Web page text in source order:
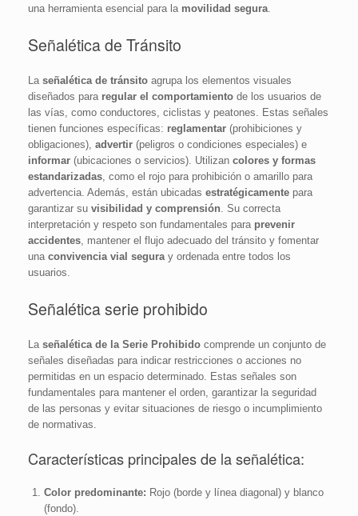
una herramienta esencial para la movilidad segura.
Señalética de Tránsito
La señalética de tránsito agrupa los elementos visuales
diseñados para regular el comportamiento de los usuarios de
las vías, como conductores, ciclistas y peatones. Estas señales
tienen funciones específicas: reglamentar (prohibiciones y
obligaciones), advertir (peligros o condiciones especiales) e
informar (ubicaciones o servicios). Utilizan colores y formas
estandarizadas, como el rojo para prohibición o amarillo para
advertencia. Además, están ubicadas estratégicamente para
garantizar su visibilidad y comprensión. Su correcta
interpretación y respeto son fundamentales para prevenir
accidentes, mantener el flujo adecuado del tránsito y fomentar
una convivencia vial seguray ordenada entre todos los
usuarios.
Señalética serie prohibido
La señalética de la Serie Prohibido comprende un conjunto de
señales diseñadas para indicar restricciones o acciones no
permitidas en un espacio determinado. Estas señales son
fundamentales para mantener el orden, garantizar la seguridad
de las personas y evitar situaciones de riesgo o incumplimiento
de normativas.
Características principales de la señalética:
Color predominante: Rojo (borde y línea diagonal) y blanco
(fondo).